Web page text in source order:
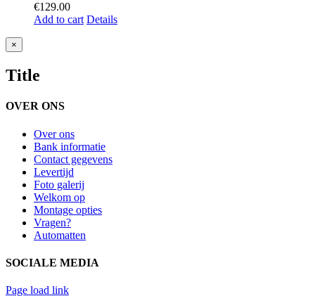
€129.00
Add to cart Details
Close
product
view
×
Title
OVER ONS
Over ons
Bank informatie
Contact gegevens
Levertijd
Foto galerij
Welkom op
Montage opties
Vragen?
Automatten
SOCIALE MEDIA
Page load link